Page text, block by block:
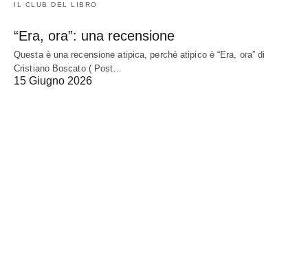
IL CLUB DEL LIBRO
“Era, ora”: una recensione
Questa è una recensione atipica, perché atipico è “Era, ora” di
Cristiano Boscato ( Post…
15 Giugno 2026